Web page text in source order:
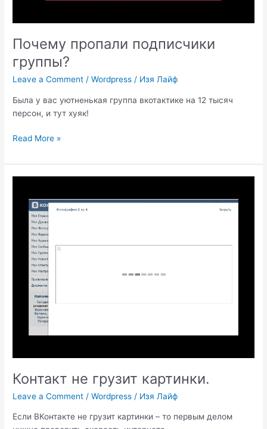
Почему пропали подписчики
группы?
Leave a Comment /Wordpress / Изя Лайф
Была у вас уютненькая группа вкотактике на 12 тысяч
персон, и тут хуяк!
Почему
подписчики
группы?
Read More »
Контакт не грузит картинки.
Leave a Comment /Wordpress / Изя Лайф
Если ВКонтакте не грузит картинки – то первым делом